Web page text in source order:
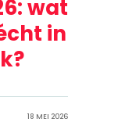
wat
in
18 MEI 2026